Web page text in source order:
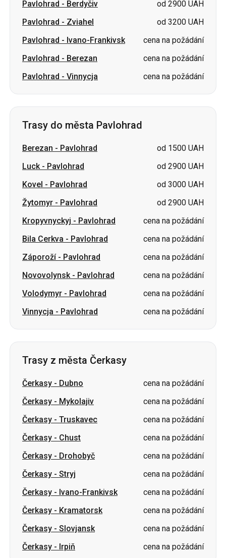
Pavlohrad-Berezan
cena na požádání
Pavlohrad-Vinnycja cena na požádání
Trasy do města Pavlohrad
Berezan-Pavlohrad
od 1500 UAH
Kovel- Pavlohrad
Žytomyr-Pavlohrad
od 2900 UAH
Kropyvnyckyj-Pavlohrad
cena na požádání
Bila Cerkva-Pavlohrad
cena na požádání
Záporoží-Pavlohrad
cena na požádání
Novovolynsk-Pavlohrad
cena na požádání
Volodymyr-Pavlohrad
cena na požádání
Vinnycja-Pavlohrad cena na požádání
Trasy z města Čerkasy
Čerkasy-Dubno
cena na požádání
Čerkasy- Truskavec
Čerkasy-Chust
cena na požádání
Čerkasy-Drohobyč
cena na požádání
Čerkasy-Stryj
cena na požádání
Čerkasy-Ivano-Frankivsk
cena na požádání
Čerkasy-Kramatorsk
cena na požádání
Čerkasy-Slovjansk
cena na požádání
Čerkasy-Irpiň cena na požádání
Trasy do města Čerkasy